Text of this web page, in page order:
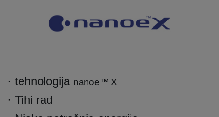
· tehnologija nanoe™ X
· Tihi rad